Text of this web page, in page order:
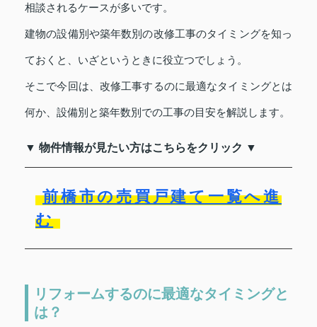
相談されるケースが多いです。
建物の設備別や築年数別の改修工事のタイミングを知っ
ておくと、いざというときに役立つでしょう。
そこで今回は、改修工事するのに最適なタイミングとは
何か、設備別と築年数別での工事の目安を解説します。
▼ 物件情報が見たい方はこちらをクリック ▼
前橋市の売買戸建て一覧へ進
む
リフォームするのに最適なタイミングと
は？